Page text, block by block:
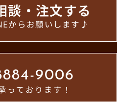
談・注文する
からお願いします♪
9006
っております！